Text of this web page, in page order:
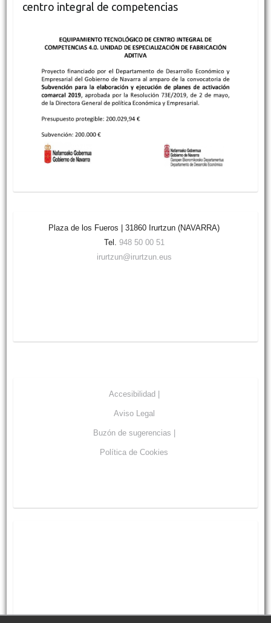
centro integral de competencias
Plaza de los Fueros | 31860 Irurtzun (NAVARRA)
Tel. 948 50 00 51
irurtzun@irurtzun.eus
Accesibilidad |
Aviso Legal
Buzón de sugerencias |
Política de Cookies